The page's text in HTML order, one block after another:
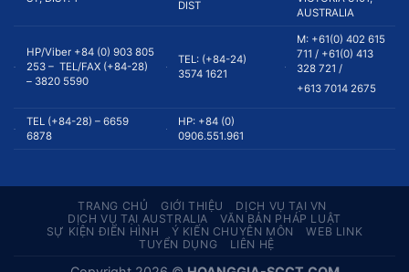
DIST
AUSTRALIA
HP/Viber +84 (0) 903 805
253 – TEL/FAX (+84-28)
– 3820 5590
TEL: (+84-24)
3574 1621
M: +61(0) 402 615
711 / +61(0) 413
328 721 /
+613 7014 2675
TEL (+84-28) – 6659
6878
HP: +84 (0)
0906.551.961
TRANG CHỦ GIỚI THIỆU
DỊCH VỤ TẠI VN
DỊCH VỤ TẠI AUSTRALIA
VĂN BẢN PHÁP LUẬT
SỰ KIỆN ĐIỂN HÌNH
Ý KIẾN CHUYÊN MÔN
WEB LINK
TUYỂN DỤNG
LIÊN HỆ